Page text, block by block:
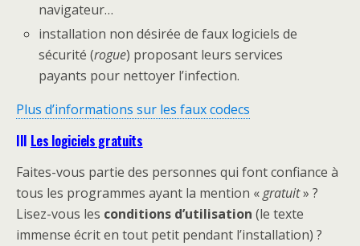
navigateur…
installation non désirée de faux logiciels de
sécurité (rogue) proposant leurs services
payants pour nettoyer l’infection.
Plus d’informations sur les faux codecs
III Les logiciels gratuits
Faites-vous partie des personnes qui font confiance à
tous les programmes ayant la mention «gratuit» ?
Lisez-vous les conditions d’utilisation (le texte
immense écrit en tout petit pendant l’installation) ?